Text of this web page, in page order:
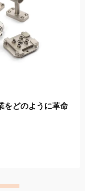
をどのように革命